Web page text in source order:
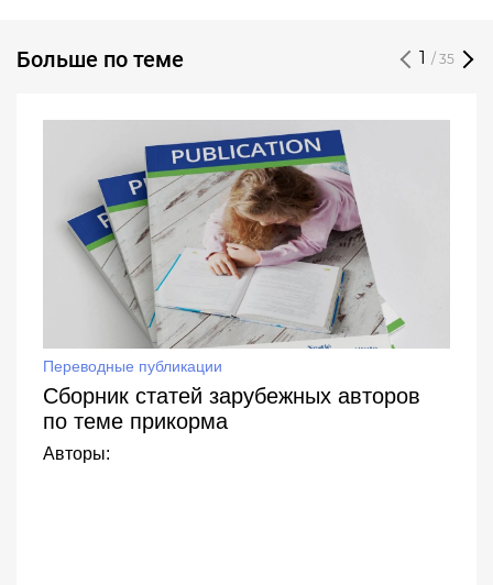
Больше по теме / 35
Переводные публикации
Сборник статей зарубежных авторов
по теме прикорма
Авторы: